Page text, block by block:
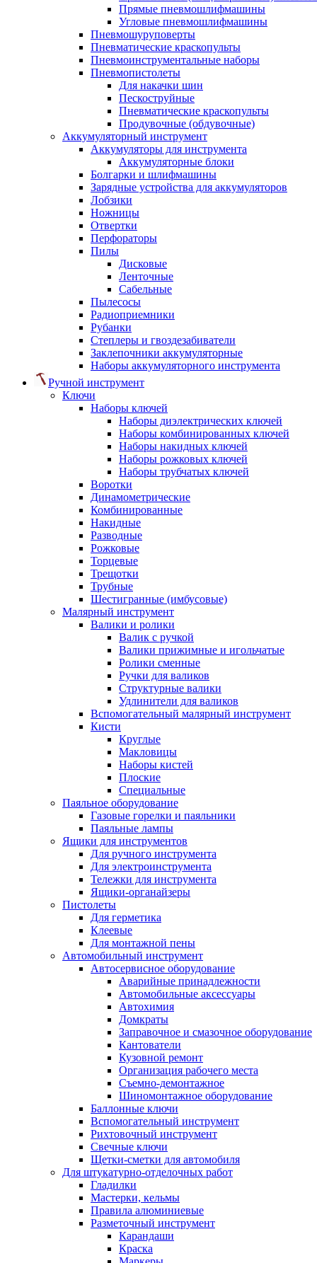
Прямые пневмошлифмашины
Угловые пневмошлифмашины
Пневмошуруповерты
Пневматические краскопульты
Пневмоинструментальные наборы
Пневмопистолеты
Для накачки шин
Пескоструйные
Пневматические краскопульты
Продувочные (обдувочные)
Аккумуляторный инструмент
Аккумуляторы для инструмента
Аккумуляторные блоки
Болгарки и шлифмашины
Зарядные устройства для аккумуляторов
Лобзики
Ножницы
Отвертки
Перфораторы
Пилы
Дисковые
Ленточные
Сабельные
Пылесосы
Радиоприемники
Рубанки
Степлеры и гвоздезабиватели
Заклепочники аккумуляторные
Наборы аккумуляторного инструмента
Ручной инструмент
Ключи
Наборы ключей
Наборы диэлектрических ключей
Наборы комбинированных ключей
Наборы накидных ключей
Наборы рожковых ключей
Наборы трубчатых ключей
Воротки
Динамометрические
Комбинированные
Накидные
Разводные
Рожковые
Торцевые
Трещотки
Трубные
Шестигранные (имбусовые)
Малярный инструмент
Валики и ролики
Валик с ручкой
Валики прижимные и игольчатые
Ролики сменные
Ручки для валиков
Структурные валики
Удлинители для валиков
Вспомогательный малярный инструмент
Кисти
Круглые
Макловицы
Наборы кистей
Плоские
Специальные
Паяльное оборудование
Газовые горелки и паяльники
Паяльные лампы
Ящики для инструментов
Для ручного инструмента
Для электроинструмента
Тележки для инструмента
Ящики-органайзеры
Пистолеты
Для герметика
Клеевые
Для монтажной пены
Автомобильный инструмент
Автосервисное оборудование
Аварийные принадлежности
Автомобильные аксессуары
Автохимия
Домкраты
Заправочное и смазочное оборудование
Кантователи
Кузовной ремонт
Организация рабочего места
Съемно-демонтажное
Шиномонтажное оборудование
Баллонные ключи
Вспомогательный инструмент
Рихтовочный инструмент
Свечные ключи
Щетки-сметки для автомобиля
Для штукатурно-отделочных работ
Гладилки
Мастерки, кельмы
Правила алюминиевые
Разметочный инструмент
Карандаши
Краска